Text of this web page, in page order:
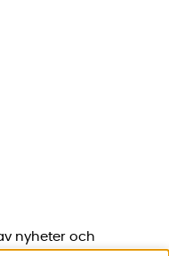
nyheter och